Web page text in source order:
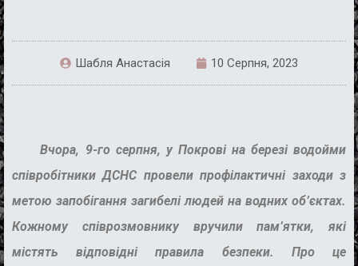
Шабля Анастасія 10 Серпня, 2023
Вчора, 9-го серпня, у Покрові на березі водойми
співробітники ДСНС провели профілактичні заходи з
метою запобігання загибелі людей на водних об’єктах.
Кожному співрозмовнику вручили пам’ятки, які
містять відповідні правила безпеки. Про це